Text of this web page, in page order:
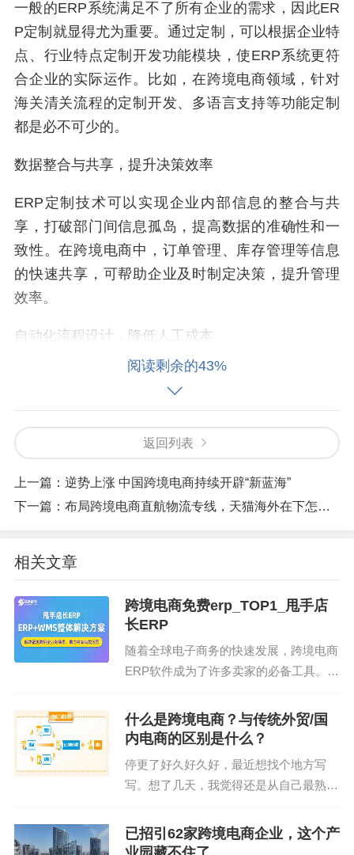
一般的ERP系统满足不了所有企业的需求，因此ER
P定制就显得尤为重要。通过定制，可以根据企业特
点、行业特点定制开发功能模块，使ERP系统更符
合企业的实际运作。比如，在跨境电商领域，针对
海关清关流程的定制开发、多语言支持等功能定制
都是必不可少的。
数据整合与共享，提升决策效率
ERP定制技术可以实现企业内部信息的整合与共
享，打破部门间信息孤岛，提高数据的准确性和一
致性。在跨境电商中，订单管理、库存管理等信息
的快速共享，可帮助企业及时制定决策，提升管理
效率。
自动化流程设计，降低人工成本
通过ERP定制技术可以实现企业一些重复性、繁琐
的流程自动化，减少人工干预，降低人工成本。比
化，可以大大提高工作效率，降低企业运营成本。
数据分析与报表定制，提升决策智慧
跨境电商领域，定制化的销售分析报表、跟进客户
流失率等报表可以帮助企业了解市场动态，制定更
科学的经营策略。
智能化与定制化服务，提升用户体验
能化的ERP系统可以根据用户的操作习惯、偏好提
供个性化定制服务，提升用户体验。在跨境电商
中，智能化的ERP系统可以根据用户的浏览记录、
购买记录智能推荐商品，提升用户满意度。
通过了解以上5大ERP定制技术，相信您对如何利用
ERP定制技术助力跨境电商业务管理有了更深入的
阅读剩余的43%
返回列表
上一篇： 逆势上涨 中国跨境电商持续开辟“新蓝海”
下一篇： 布局跨境电商直航物流专线，天猫海外在下怎样的一盘棋？
相关文章
跨境电商免费erp_TOP1_甩手店
长ERP
随着全球电子商务的快速发展，跨境电商
ERP软件成为了许多卖家的必备工具。跨
理全球业务，包括产品、订单、采购、仓
储、财务统计等核心模块。本文将介绍跨
什么是跨境电商？与传统外贸/国
内电商的区别是什么？
停更了好久好久好，最近想找个地方写
写。想了几天，我觉得还是从自己最熟悉
力，表达能力。 在电商行业从05年读书
就选了这条路，一路磕磕碰碰依然还在这
已招引62家跨境电商企业，这个产